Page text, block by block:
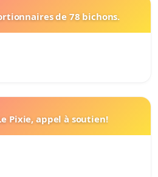
de 78 bichons.
Pixie, appel à soutien!